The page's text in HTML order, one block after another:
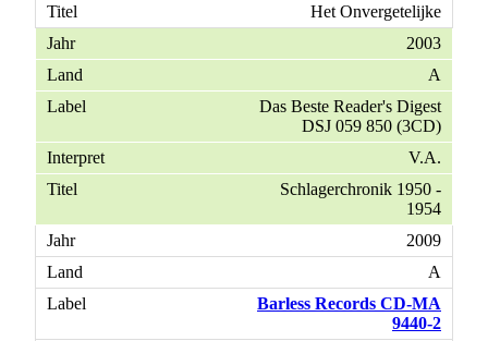
Het Onvergetelijke
2003
A
Das Beste Reader's Digest
DSJ 059 850 (3CD)
V.A.
Schlagerchronik 1950 -
1954
2009
A
Barless Records CD-MA
9440-2